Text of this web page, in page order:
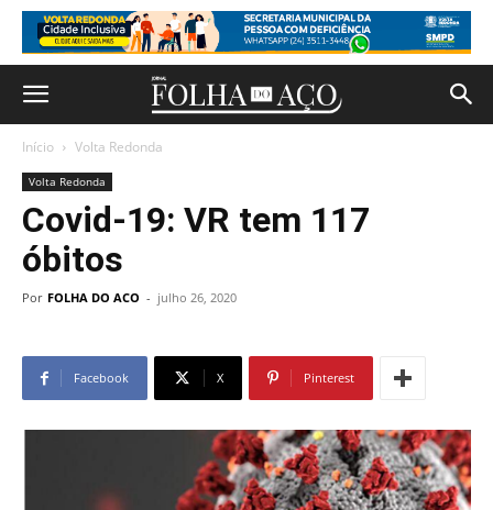
Início Volta Redonda
Volta Redonda
Covid-19: VR tem 117
óbitos
Por FOLHA DO ACO - julho 26, 2020
Facebook X Pinterest